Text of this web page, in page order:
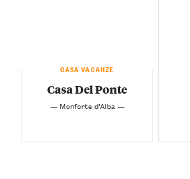
CASA VACANZE
Casa Del Ponte
— Monforte d’Alba —